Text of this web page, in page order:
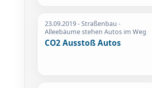
23.09.2019- Straßenbau -
Alleebäume stehen Autos im Weg
CO2 Ausstoß Autos